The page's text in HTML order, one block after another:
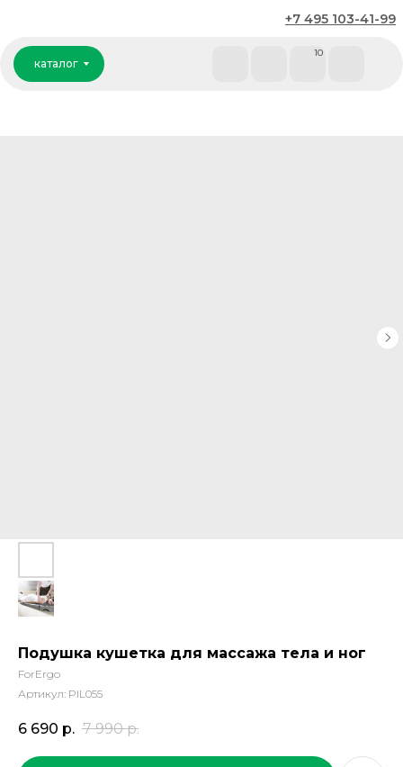
+7 495 103-41-99
каталог
10
Подушка кушетка для массажа тела и ног
ForErgo
Артикул: PIL055
6 690 р. 7 990 р.